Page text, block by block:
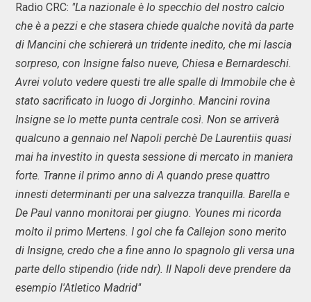
Radio CRC: "La nazionale è lo specchio del nostro calcio
che è a pezzi e che stasera chiede qualche novità da parte
di Mancini che schiererà un tridente inedito, che mi lascia
sorpreso, con Insigne falso nueve, Chiesa e Bernardeschi.
Avrei voluto vedere questi tre alle spalle di Immobile che è
stato sacrificato in luogo di Jorginho. Mancini rovina
Insigne se lo mette punta centrale così. Non se arriverà
qualcuno a gennaio nel Napoli perchè De Laurentiis quasi
mai ha investito in questa sessione di mercato in maniera
forte. Tranne il primo anno di A quando prese quattro
innesti determinanti per una salvezza tranquilla. Barella e
De Paul vanno monitorai per giugno. Younes mi ricorda
molto il primo Mertens. I gol che fa Callejon sono merito
di Insigne, credo che a fine anno lo spagnolo gli versa una
parte dello stipendio (ride ndr). Il Napoli deve prendere da
esempio l'Atletico Madrid"